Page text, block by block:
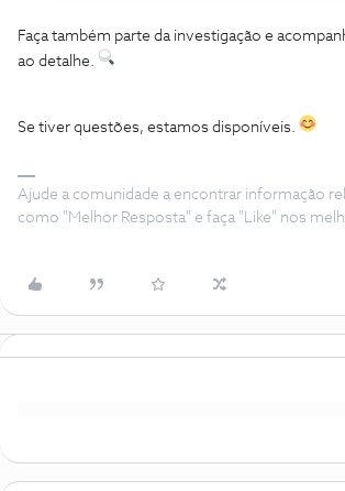
Faça também parte da investigação e
ao detalhe.
Se tiver questões, estamos disponíveis.
Ajude a comunidade a encontrar informação
como "Melhor Resposta" e faça "Like" nos